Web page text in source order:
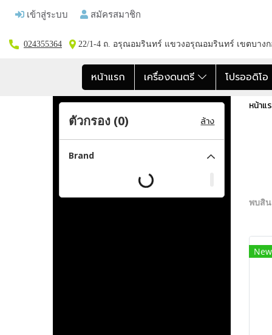
เข้าสู่ระบบ สมัครสมาชิก
024355364 22/1-4 ถ. อรุณอมรินทร์ แขวงอรุณอมรินทร์ เขตบางก
หน้าแรก เครื่องดนตรี โปรออดิโอ
หน้าแ
พบสิน
New
ตัวกรอง (0) ล้าง
Brand